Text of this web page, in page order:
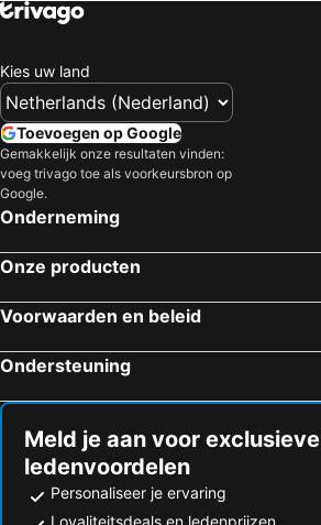
Kies uw land
Toevoegen op Google
Gemakkelijk onze resultaten vinden:
voeg trivago toe als voorkeursbron op
Google.
Onderneming
Onze producten
Voorwaarden en beleid
Ondersteuning
Meld je aan voor exclusieve
ledenvoordelen
Personaliseer je ervaring